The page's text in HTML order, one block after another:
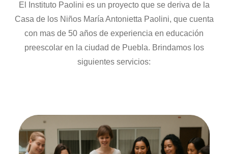
El Instituto Paolini es un proyecto que se deriva de la
Casa de los Niños María Antonietta Paolini, que cuenta
con mas de 50 años de experiencia en educación
preescolar en la ciudad de Puebla. Brindamos los
siguientes servicios: